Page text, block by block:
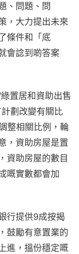
、問題、問
，大力提出未來
條件和「底
會諗到啲答案
置居和資助出售
劃改變有關比
整相關比例，輪
，資助房屋是置
資助房屋的數目
嘅實數都會加
行提供9成按揭
鼓勵有意置業的
進，搵份穩定嘅